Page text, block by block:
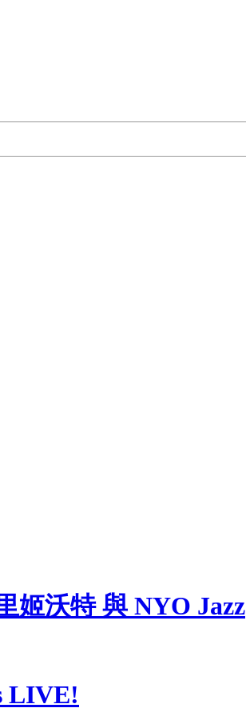
姬沃特 與 NYO Jazz
LIVE!